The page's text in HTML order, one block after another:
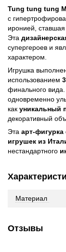
Tung tung tung
с
иронией, ставшая
Эта
супергероев и
характером.
Игрушка
использованием
финального
одновременно
как уникальный
декоративный
Эта арт-фигурка
игрушек из
нестандартного
Материал
Отзывы